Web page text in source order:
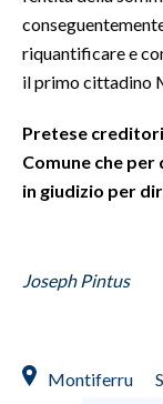
riquantificare e
il primo cittadino
Pretese
Comune che
in giudizio per
Joseph Pintus
Montiferru